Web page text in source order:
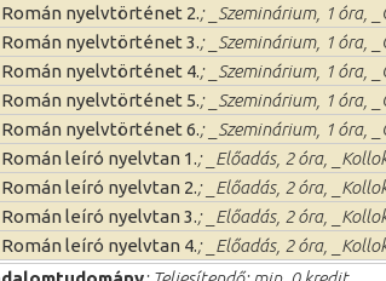
Román nyelvtörténet 2.; _Szeminárium, 1 óra,
Román nyelvtörténet 3.; _Szeminárium, 1 óra,
Román nyelvtörténet 4.; _Szeminárium, 1 óra,
Román nyelvtörténet 5.; _Szeminárium, 1 óra,
Román nyelvtörténet 6.; _Szeminárium, 1 óra,
Román leíró nyelvtan 1.; _Előadás, 2 óra,
Román leíró nyelvtan 2.; _Előadás, 2 óra,
Román leíró nyelvtan 3.; _Előadás, 2 óra,
Román leíró nyelvtan 4.; _Előadás, 2 óra,